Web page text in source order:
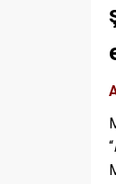
“